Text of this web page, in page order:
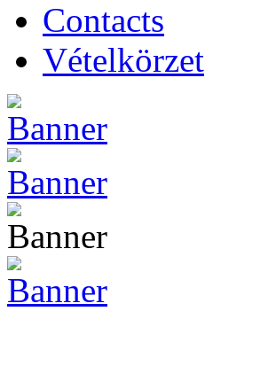
Contacts
Vételkörzet